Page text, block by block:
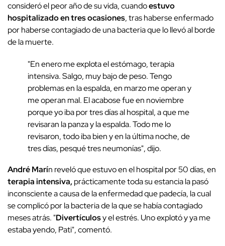
consideró el peor año de su vida, cuandoestuvo
hospitalizado en tres ocasiones, tras haberse enfermado
por haberse contagiado de una bacteria que lo llevó al borde
de la muerte.
"En enero me explota el estómago, terapia
intensiva. Salgo, muy bajo de peso. Tengo
problemas en la espalda, en marzo me operan y
me operan mal. El acabose fue en noviembre
porque yo iba por tres días al hospital, a que me
revisaran la panza y la espalda. Todo me lo
revisaron, todo iba bien y en la última noche, de
tres días, pesqué tres neumonías", dijo.
André Marín reveló que estuvo en el hospital por 50 días, en
terapia intensiva, prácticamente toda su estancia la pasó
inconsciente a causa de la enfermedad que padecía, la cual
se complicó por la bacteria de la que se había contagiado
meses atrás. "Divertículosy el estrés. Uno explotó y ya me
estaba yendo, Pati", comentó.